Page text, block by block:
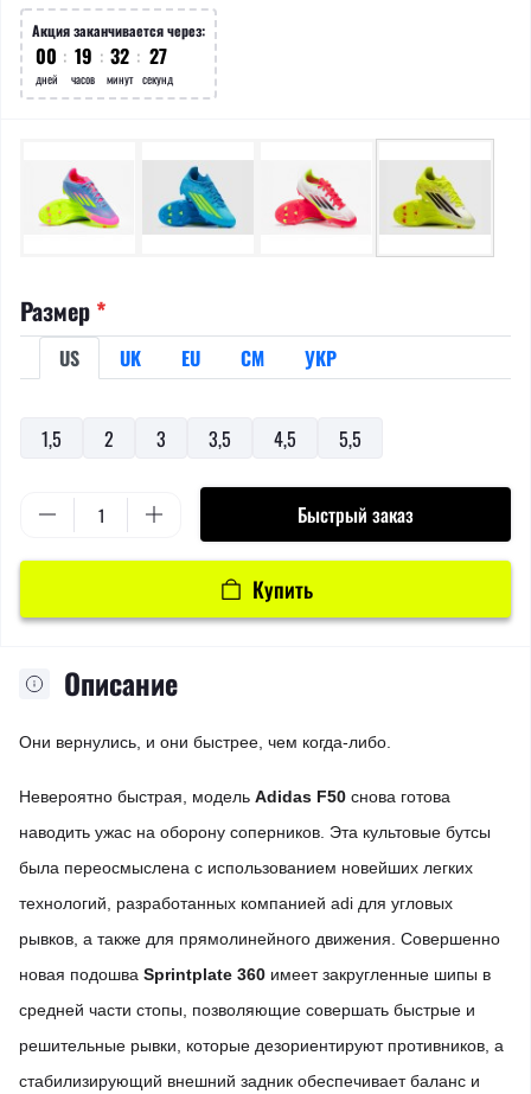
Акция заканчивается через:
00
дней
: 19
часов
: 32
минут
: 27
секунд
Размер *
US UK EU СМ УКР
1,5 2 3 3,5 4,5 5,5
Быстрый заказ
Купить
Описание
Они вернулись, и они быстрее, чем когда-либо.
Невероятно быстрая, модель Adidas F50 снова готова
наводить ужас на оборону соперников. Эта культовые бутсы
была переосмыслена с использованием новейших легких
технологий, разработанных компанией adi для угловых
рывков, а также для прямолинейного движения. Совершенно
новая подошва Sprintplate 360 ​​имеет закругленные шипы в
средней части стопы, позволяющие совершать быстрые и
решительные рывки, которые дезориентируют противников, а
стабилизирующий внешний задник обеспечивает баланс и